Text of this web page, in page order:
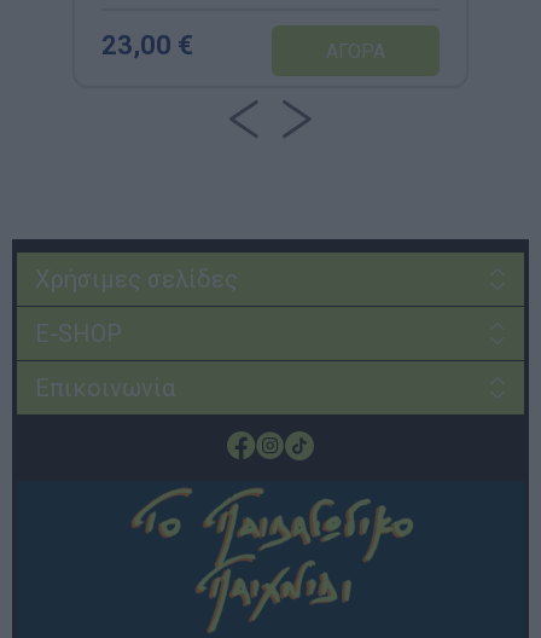
23,00 €
Χρήσιμες σελίδες
E-SHOP
Επικοινωνία